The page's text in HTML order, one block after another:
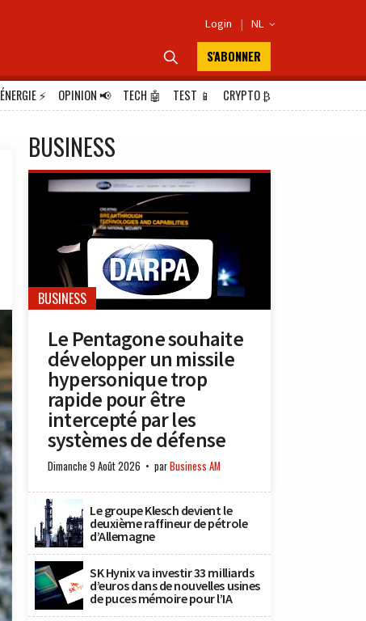
Login | NL 
 S'ABONNER
ÉNERGIE⚡ OPINION📢 TECH 🤖 TEST 📱 CRYPTO₿
BUSINESS
BUSINESS
Le Pentagone souhaite
développer un missile
hypersonique trop
rapide pour être
intercepté par les
systèmes de défense
Dimanche 9 Août 2026 parBusiness AM
Le groupe Klesch devient le
deuxième raffineur de pétrole
d’Allemagne
SK Hynix va investir 33 milliards
d’euros dans de nouvelles usines
de puces mémoire pour l’IA